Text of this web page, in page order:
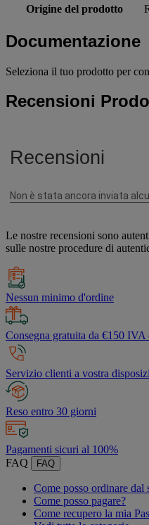
Origine del prodotto
Documentazione
Seleziona il tuo prodotto per
Recensioni
Le nostre recensioni sono
sulle nostre procedure di
Nessun minimo d'ordine
Consegna gratuita da €150 IVA
Servizio clienti a vostra
Reso entro 30 giorni
Pagamenti sicuri al 100%
FAQ
FAQ
Come posso ordinare dal
Come posso pagare?
Come recupero la mia